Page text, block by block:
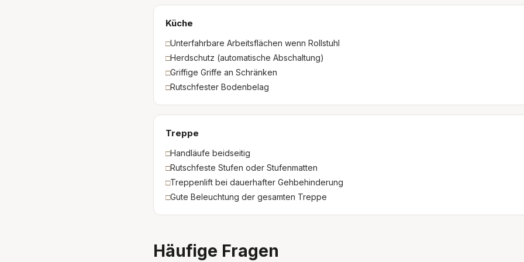
Küche
□Unterfahrbare Arbeitsflächen wenn Rollstuhl
□Herdschutz (automatische Abschaltung)
□Griffige Griffe an Schränken
□Rutschfester Bodenbelag
Treppe
□Handläufe beidseitig
□Rutschfeste Stufen oder Stufenmatten
□Treppenlift bei dauerhafter Gehbehinderung
□Gute Beleuchtung der gesamten Treppe
Häufige Fragen